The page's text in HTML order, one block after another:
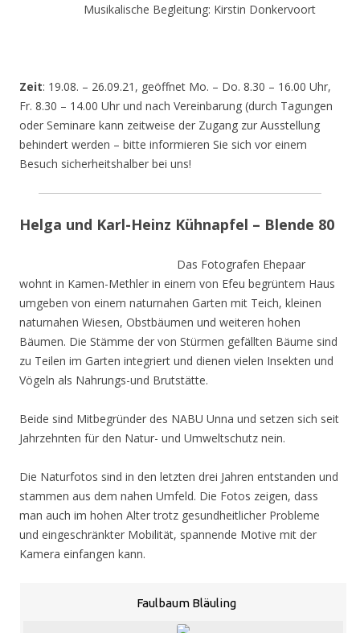
Musikalische Begleitung: Kirstin Donkervoort
Zeit: 19.08. – 26.09.21, geöffnet Mo. – Do. 8.30 – 16.00 Uhr,
Fr. 8.30 – 14.00 Uhr und nach Vereinbarung (durch Tagungen
oder Seminare kann zeitweise der Zugang zur Ausstellung
behindert werden – bitte informieren Sie sich vor einem
Besuch sicherheitshalber bei uns!
Helga und Karl-Heinz Kühnapfel – Blende 80
Das Fotografen Ehepaar
wohnt in Kamen-Methler in einem von Efeu begrüntem Haus
umgeben von einem naturnahen Garten mit Teich, kleinen
naturnahen Wiesen, Obstbäumen und weiteren hohen
Bäumen. Die Stämme der von Stürmen gefällten Bäume sind
zu Teilen im Garten integriert und dienen vielen Insekten und
Vögeln als Nahrungs-und Brutstätte.
Beide sind Mitbegründer des NABU Unna und setzen sich seit
Jahrzehnten für den Natur- und Umweltschutz nein.
Die Naturfotos sind in den letzten drei Jahren entstanden und
stammen aus dem nahen Umfeld. Die Fotos zeigen, dass
man auch im hohen Alter trotz gesundheitlicher Probleme
und eingeschränkter Mobilität, spannende Motive mit der
Kamera einfangen kann.
Faulbaum Bläuling